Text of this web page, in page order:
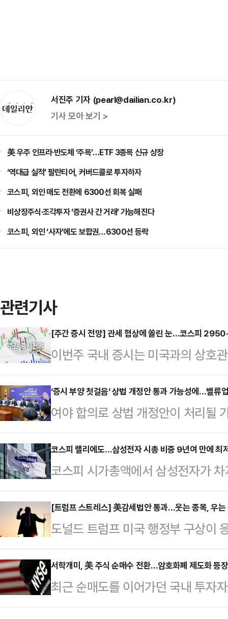
서진주 기자 (pearl@dailian.co.kr)
기사 모아 보기 >
美 우주 인프라·반도체 ‘주목’…ETF 3종목 신규 상장
‘역대급 실적’ 팔란티어, 커버드콜로 투자하자
코스피, 외인 매도 전환에 6300선 회복 실패
비상장주식·조각투자 ‘증권사 간 거래’ 가능해진다
코스피, 외인 ‘사자’에도 보합권…6300선 등락
관련기사
[주간 증시 전망] 관세 협상에 쏠린 눈…코스피
이번주 국내 증시는 미국과의 상호
지속되는 신정부 정책 기대감 등에
증권업계는 이번주 코스피지수 밴
거래소에 따르면 지난 4일 코스피
(1.99%) 내린 3054.28에 거래를
연속 3000선을 넘은 채 장을 닫고
지수는 3032.47~3133.52포인트
‘증시 부양 첫걸음’ 상법 개정안 통과 가능성에…밸류
여야 합의로 상법 개정안이 처리될
제고) 프로그램에 대한 기대가 재
로그램의 일환인 밸류업 상장지수
국거래소에 따르면 국내 상장된 밸
13.96%(6월 2일·6187억원→6월
밸류업 ETF 12종의 순자산이
·6203억원) 늘어난 것과 비교하면
코스피 랠리에도…삼성전자 시총 비중 9년여 만에 최
코스피 시가총액에서 삼성전자가
로 쪼그라들었다.코스피가 3년 반
보였지만 시총 1위 삼성전자는 랠
자협회에 따르면, 지난달 코스피 시
14.53%로 집계됐다. 우선주(삼성
확인됐다.보통주 기준으론 지난
기준으로는 2016년 2월 (15.83%)
…
[트럼프 스트레스] 美감세법안 통과…웃는 종목, 우는
도널드 트럼프 미국 행정부 구상이
Big Beautiful Bill Act·OBBBA)'이
엇갈릴 것이라는 분석이 나온다. 세
업종과 예산이 늘어난 국방 분야는
을 실었던 친환경 및 배터리 관련
서학개미, 美 주식 순매수 전환…암호화폐 제도화 등
최근 순매도를 이어가던 국내 투자
다. 트럼프 행정부의 정책 불확실성